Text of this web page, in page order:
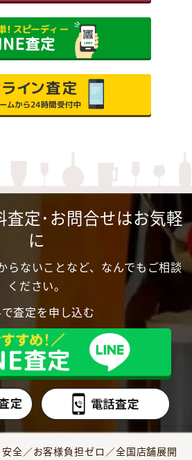
査定･お問合せはお気軽
に
らないことなど、なんでもご相談
ください。
査定を申し込む
全／お客様負担ゼロ／全国店舗展開